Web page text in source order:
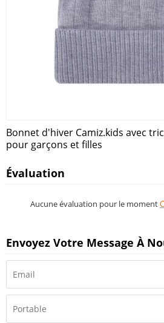
Bonnet d'hiver Camiz.kids avec
pour garçons et filles
Évaluation
Aucune évaluation pour le moment
Envoyez Votre Message À